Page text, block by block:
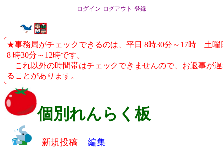
ログイン ログアウト 登録
★事務局がチェックできるのは、平日 8時30分～17時 土曜
8 時30分～12時です。
これ以外の時間帯はチェックできませんので、お返事が
ることがあります。
個別れんらく板
新規投稿 編集